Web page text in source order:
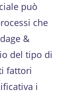
può
che
&
del tipo di
fattori
i